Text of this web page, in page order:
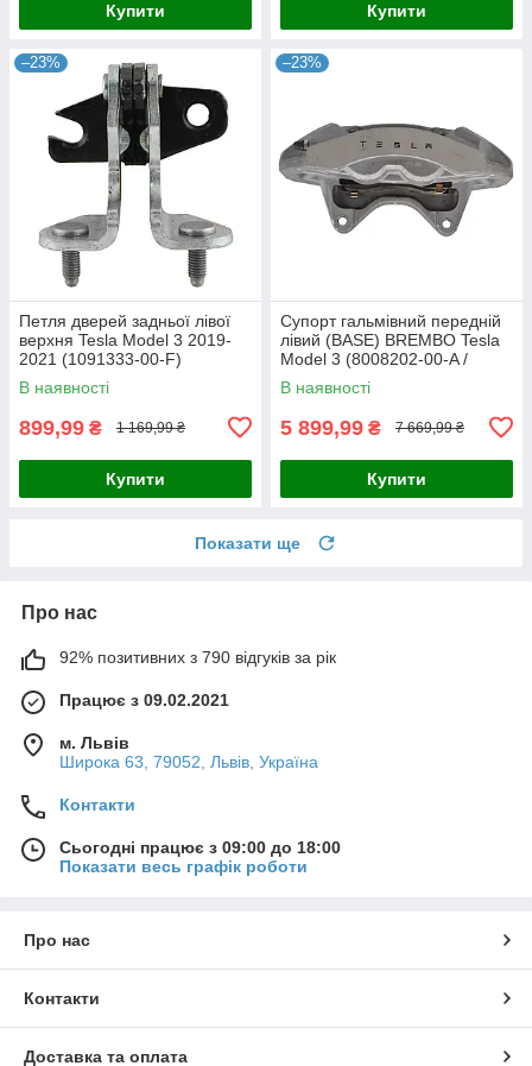
Купити Купити
–23%
Петля дверей задньої лівої
верхня Tesla Model 3 2019-
2021 (1091333-00-F)
(Оригінал)
В наявності
899,99 ₴ 1 169,99 ₴
Купити
–23%
Супорт гальмівний передній
лівий (BASE) BREMBO Tesla
Model 3 (8008202-00-A /
1044621-00-E)
В наявності
5 899,99 ₴ 7 669,99 ₴
Купити
Показати ще
Про нас
92% позитивних з 790 відгуків за рік
Працює з 09.02.2021
м. Львів
Широка 63, 79052, Львів, Україна
Контакти
Сьогодні працює з 09:00 до 18:00
Показати весь графік роботи
Про нас
Контакти
Доставка та оплата